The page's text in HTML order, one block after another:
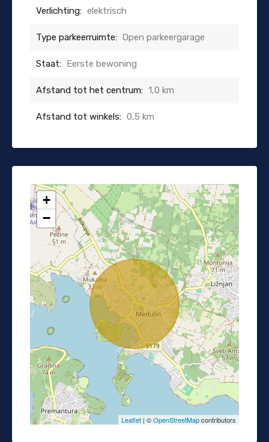
Verlichting: elektrisch
Type parkeerruimte: Open parkeergarage
Staat: Eerste bewoning
Afstand tot het centrum: 1,0 km
Afstand tot winkels: 0,5 km
+
−
Leaflet | ©OpenStreetMapcontributors